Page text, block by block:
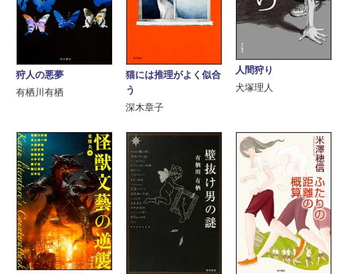
狩人の悪夢
有栖川有栖
猫には推理がよく似合
う
深木章子
人間狩り
犬塚理人